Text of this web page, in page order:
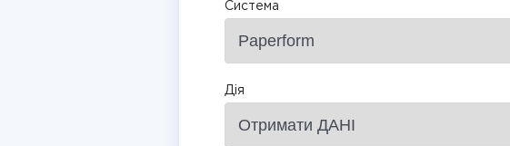
Система
Дія